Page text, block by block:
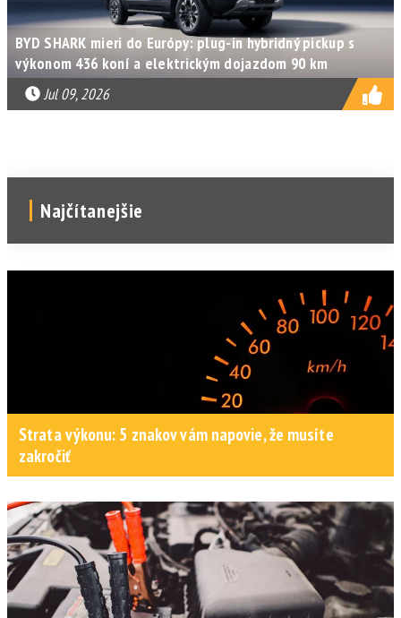
BYD SHARK mieri do Európy: plug-in hybridný pickup s
výkonom 436 koní a elektrickým dojazdom 90 km
Jul 09, 2026
Najčítanejšie
Strata výkonu: 5 znakov vám napovie, že musíte
zakročiť